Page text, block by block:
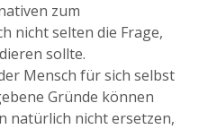
zum
nicht selten die Frage,
sollte.
Mensch für sich selbst
Gründe können
natürlich nicht ersetzen,